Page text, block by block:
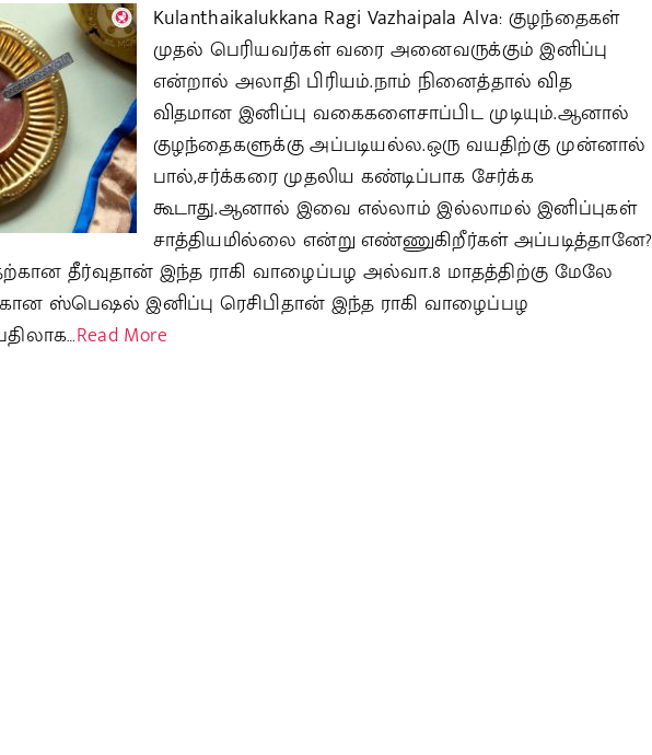
Kulanthaikalukkana Ragi Vazhaipala Alva: குழந்தைகள்
முதல் பெரியவர்கள் வரை அனைவருக்கும் இனிப்பு
என்றால் அலாதி பிரியம்.நாம் நினைத்தால் வித
விதமான இனிப்பு வகைகளைசாப்பிட முடியும்.ஆனால்
குழந்தைகளுக்கு அப்படியல்ல.ஒரு வயதிற்கு முன்னால்
பால்,சர்க்கரை முதலிய கண்டிப்பாக சேர்க்க
கூடாது.ஆனால் இவை எல்லாம் இல்லாமல் இனிப்புகள்
சாத்தியமில்லை என்று எண்ணுகிறீர்கள் அப்படித்தானே?
தீர்வுதான் இந்த ராகி வாழைப்பழ அல்வா.8 மாதத்திற்கு மேலே
ஸ்பெஷல் இனிப்பு ரெசிபிதான் இந்த ராகி வாழைப்பழ
Read More